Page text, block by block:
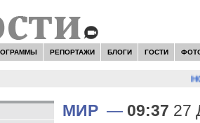
РЕПОРТАЖИ БЛОГИ ГОСТИ
МИР — 09:37 27